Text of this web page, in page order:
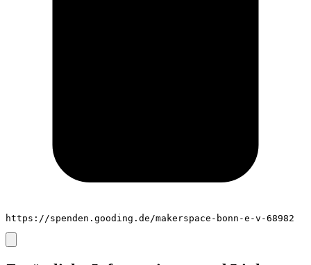
https://spenden.gooding.de/makerspace-bonn-e-v-68982